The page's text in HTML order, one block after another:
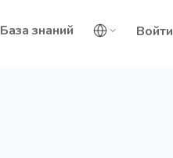
Войти
База знаний